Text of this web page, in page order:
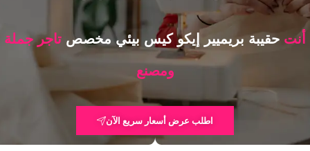
أنت حقيبة بريميير إيكو كيس بيئي مخصص تاجر جملة
ومصنع
اطلب عرض أسعار سريع الآن
日本語
한국어
Dansk